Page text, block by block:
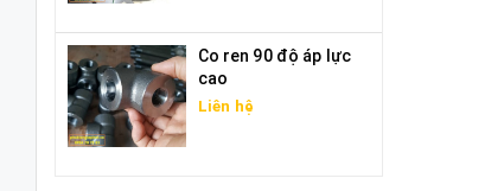
Co ren 90 độ áp lực
cao
Liên hệ